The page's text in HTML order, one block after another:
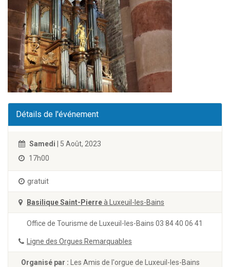
Détails de l'événement
Samedi | 5 Août, 2023
17h00
gratuit
Basilique Saint-Pierreà Luxeuil-les-Bains
Office de Tourisme de Luxeuil-les-Bains 03 84 40 06 41
Ligne des Orgues Remarquables
Organisé par : Les Amis de l'orgue de Luxeuil-les-Bains